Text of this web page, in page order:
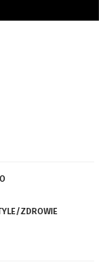
ZDROWIE